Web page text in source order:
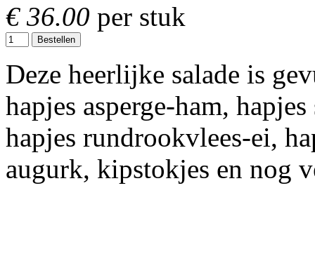
€ 36.00 per stuk
Bestellen
Deze heerlijke salade is
hapjes asperge-ham,
hapjes rundrookvlees-ei,
augurk, kipstokjes en nog